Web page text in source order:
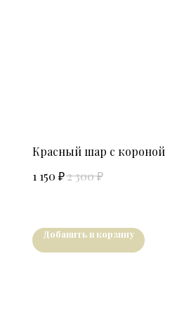
Красный шар с короной
1 150 ₽2 300₽
Добавить в корзину